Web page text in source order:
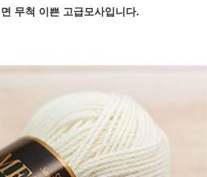
무척 이쁜 고급모사입니다.